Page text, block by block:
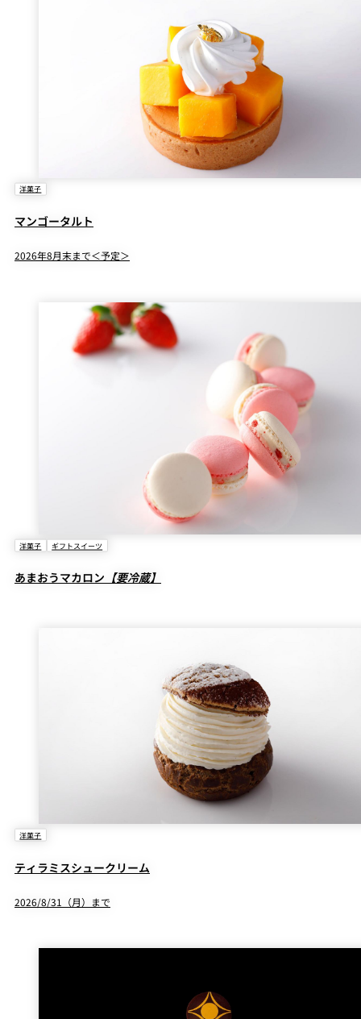
洋菓子
マンゴータルト
2026年8月末まで＜予定＞
洋菓子 ギフトスイーツ
あまおうマカロン 【要冷蔵】
洋菓子
ティラミスシュークリーム
2026/8/31（月）まで